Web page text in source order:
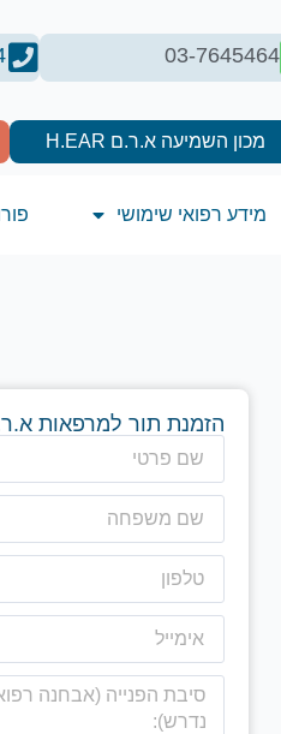
03-7645464
מכון השמיעה א.ר.ם H.EAR
מידע רפואי שימושי
הזמנת תור למרפאות